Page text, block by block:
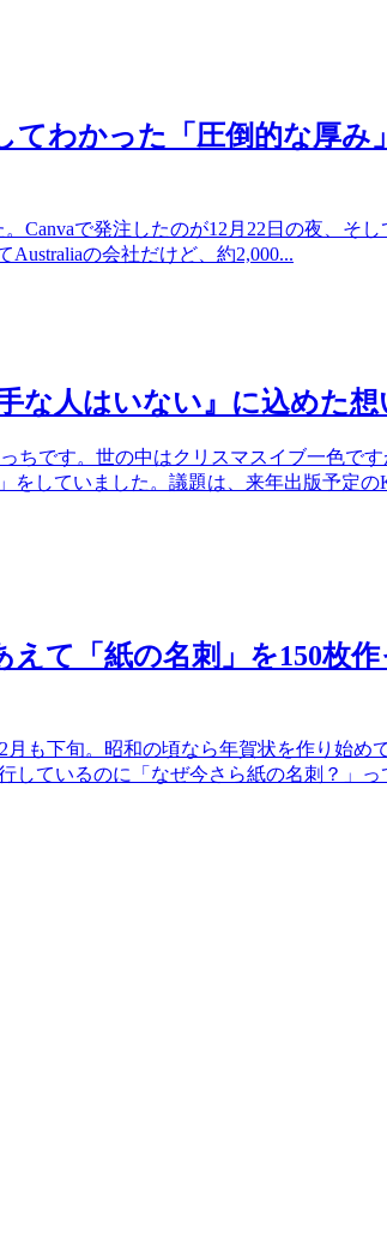
てわかった「圧倒的な厚み
Canvaで発注したのが12月22日の夜、そし
の会社だけど、約2,000...
な人はいない』に込めた想
ちです。世の中はクリスマスイブ一色です
をしていました。議題は、来年出版予定の
て「紙の名刺」を150枚作
も下旬。昭和の頃なら年賀状を作り始め
しているのに「なぜ今さら紙の名刺？」っ